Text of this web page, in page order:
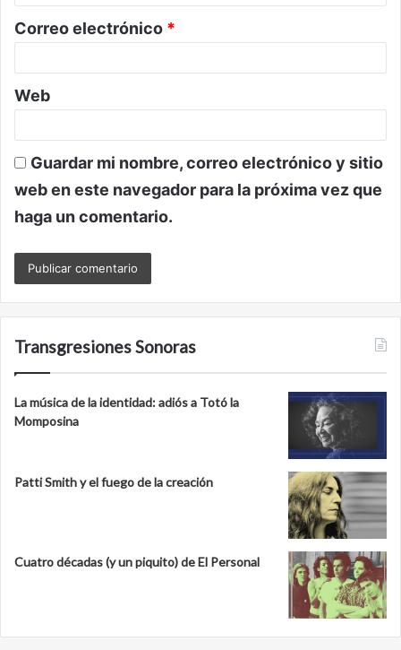
o
*
Correo electrónico *
Web
Guardar mi nombre, correo electrónico y sitio
web en este navegador para la próxima vez que
haga un comentario.
Transgresiones Sonoras
La música de la identidad: adiós a Totó la
Momposina
Patti Smith y el fuego de la creación
Cuatro décadas (y un piquito) de El Personal